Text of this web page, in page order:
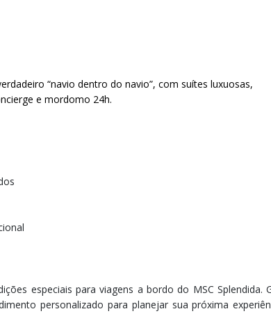
“navio dentro do navio”, com suítes luxuosas,
e mordomo 24h.
especiais para viagens a bordo do MSC Splendida.
personalizado para planejar sua próxima